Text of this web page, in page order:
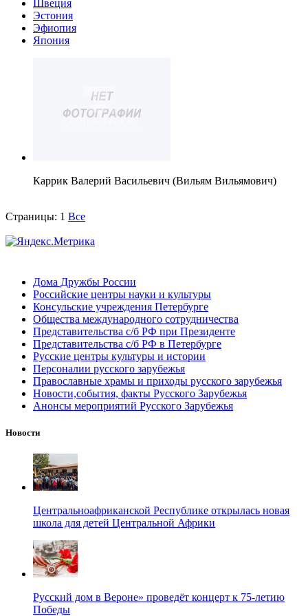
Швеция
Эстония
Эфиопия
Япония
Каррик Валерий Васильевич (Вильям Вильямович)
Страницы: 1 Все
Дома Дружбы России
Российские центры науки и культуры
Консульские учреждения Петербурге
Общества международного сотрудничества
Представительства с/б РФ при Президенте
Представительства с/б РФ в Петербурге
Русские центры культуры и истории
Персоналии русского зарубежья
Православные храмы и приходы русского зарубежья
Новости,события, факты Русского Зарубежья
Анонсы мероприятий Русского Зарубежья
Новости
Центральноафриканской Республике открылась новая
школа для детей Центральной Африки
Русский дом в Вероне» проведёт концерт к 75-летию
Победы